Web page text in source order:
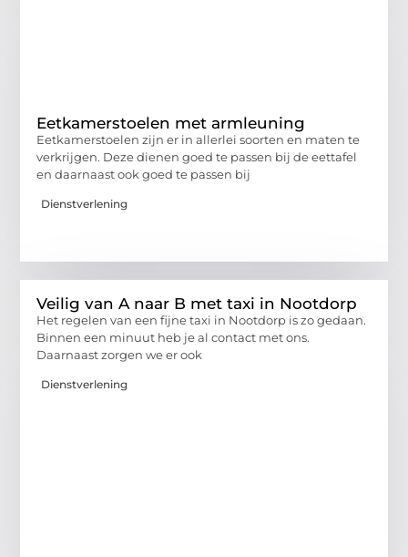
Eetkamerstoelen met armleuning
Eetkamerstoelen zijn er in allerlei soorten en maten te
verkrijgen. Deze dienen goed te passen bij de eettafel
en daarnaast ook goed te passen bij
Dienstverlening
Veilig van A naar B met taxi in Nootdorp
Het regelen van een fijne taxi in Nootdorp is zo gedaan.
Binnen een minuut heb je al contact met ons.
Daarnaast zorgen we er ook
Dienstverlening